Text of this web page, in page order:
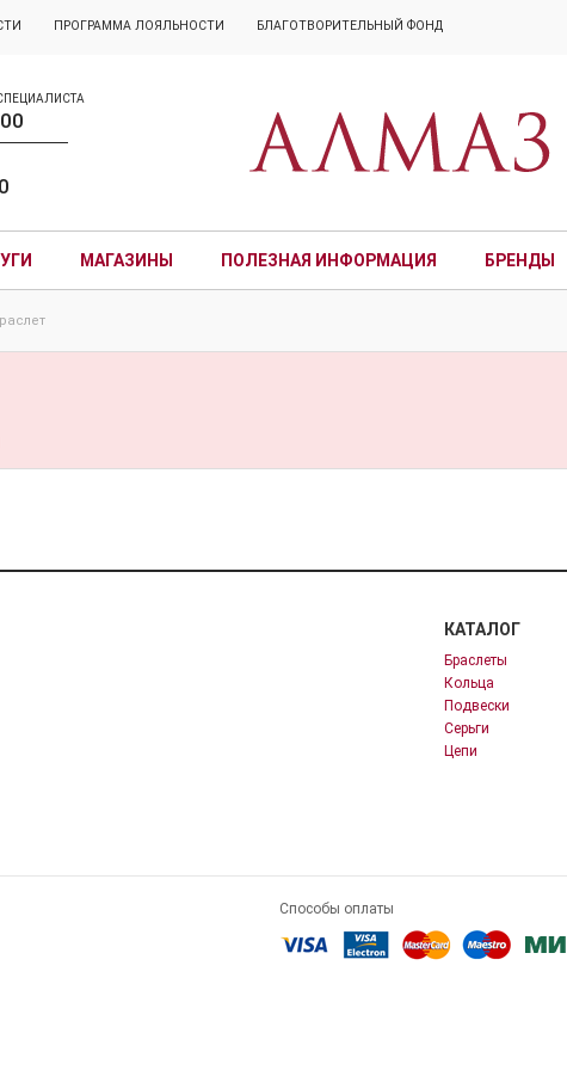
ПРОГРАММА ЛОЯЛЬНОСТИ БЛАГОТВОРИТЕЛЬНЫЙ ФОНД
МАГАЗИНЫ ПОЛЕЗНАЯ ИНФОРМАЦИЯ БРЕНДЫ
КАТАЛОГ
Браслеты
Кольца
Подвески
Серьги
Цепи
Способы оплаты